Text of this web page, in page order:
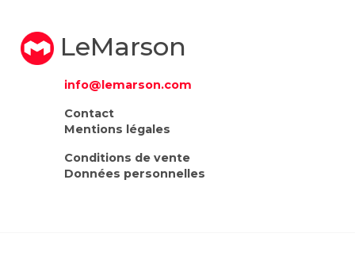
LeMarson
info@lemarson.com
Contact
Mentions légales
Conditions de vente
Données personnelles